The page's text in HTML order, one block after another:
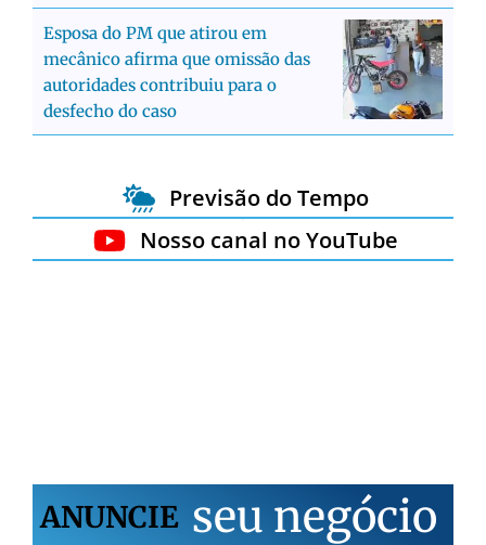
Esposa do PM que atirou em
mecânico afirma que omissão das
autoridades contribuiu para o
desfecho do caso
Previsão do Tempo
Nosso canal no YouTube
ANUNCIE seu negócio